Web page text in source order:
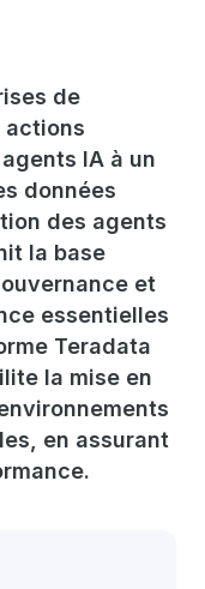
de
actions
IA à un
données
des agents
la base
et
essentielles
Teradata
la mise en
en assurant